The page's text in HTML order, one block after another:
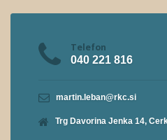
Telefon
040 221 816
martin.leban@rkc.si
Trg Davorina Jenka 14,